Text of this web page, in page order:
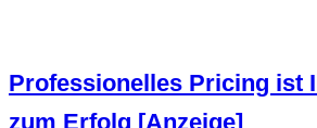
Professionelles Pricing ist
zum Erfolg [Anzeige]